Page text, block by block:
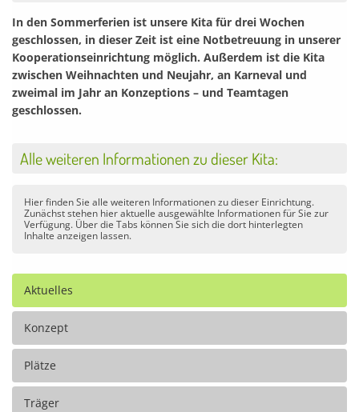
In den Sommerferien ist unsere Kita für drei Wochen
geschlossen, in dieser Zeit ist eine Notbetreuung in unserer
Kooperationseinrichtung möglich. Außerdem ist die Kita
zwischen Weihnachten und Neujahr, an Karneval und
zweimal im Jahr an Konzeptions – und Teamtagen
geschlossen.
Alle weiteren Informationen zu dieser Kita:
Hier finden Sie alle weiteren Informationen zu dieser Einrichtung.
Zunächst stehen hier aktuelle ausgewählte Informationen für Sie zur
Verfügung. Über die Tabs können Sie sich die dort hinterlegten
Inhalte anzeigen lassen.
Aktuelles
Konzept
Plätze
Träger